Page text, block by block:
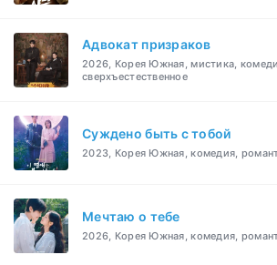
Адвокат призраков
2026, Корея Южная, мистика,
сверхъестественное
Суждено быть с тобой
2023, Корея Южная, комедия,
Мечтаю о тебе
2026, Корея Южная, комедия,